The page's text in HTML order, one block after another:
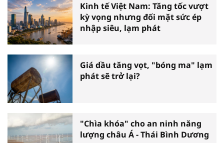
Kinh tế Việt Nam: Tăng tốc vượt
kỳ vọng nhưng đối mặt sức ép
nhập siêu, lạm phát
Giá dầu tăng vọt, "bóng ma" lạm
phát sẽ trở lại?
"Chìa khóa" cho an ninh năng
lượng châu Á - Thái Bình Dương